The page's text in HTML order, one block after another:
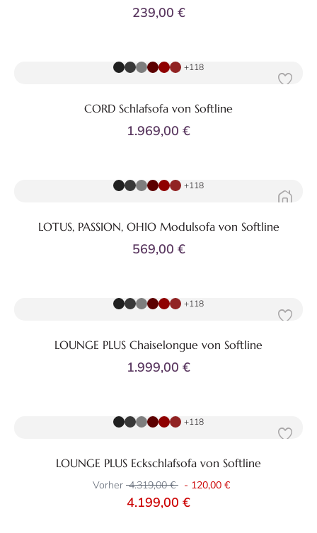
239,00 €
+118
CORD Schlafsofa von Softline
1.969,00 €
+118
LOTUS, PASSION, OHIO Modulsofa von Softline
569,00 €
+118
LOUNGE PLUS Chaiselongue von Softline
1.999,00 €
+118
LOUNGE PLUS Eckschlafsofa von Softline
Vorher 4.319,00 € - 120,00 €
4.199,00 €